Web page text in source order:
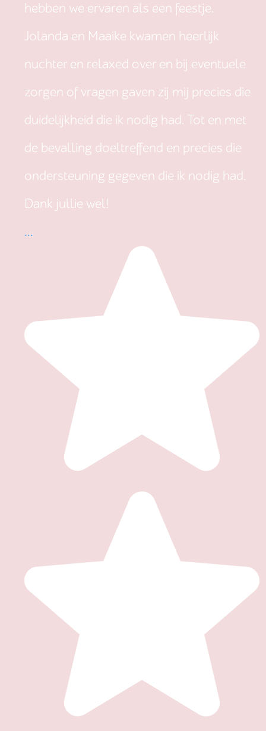
hebben we ervaren als een feestje.
Jolanda en Maaike kwamen heerlijk
nuchter en relaxed over en bij eventuele
zorgen of vragen gaven zij mij precies die
duidelijkheid die ik nodig had. Tot en met
de bevalling doeltreffend en precies die
ondersteuning gegeven die ik nodig had.
Dank jullie wel!
...